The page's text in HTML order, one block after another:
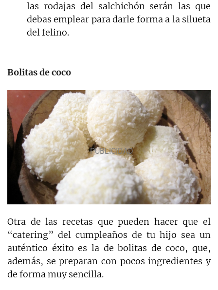
las rodajas del salchichón serán las que
debas emplear para darle forma a la silueta
del felino.
Bolitas de coco
Otra de las recetas que pueden hacer que el
“catering” del cumpleaños de tu hijo sea un
auténtico éxito es la de bolitas de coco, que,
además, se preparan con pocos ingredientes y
de forma muy sencilla.